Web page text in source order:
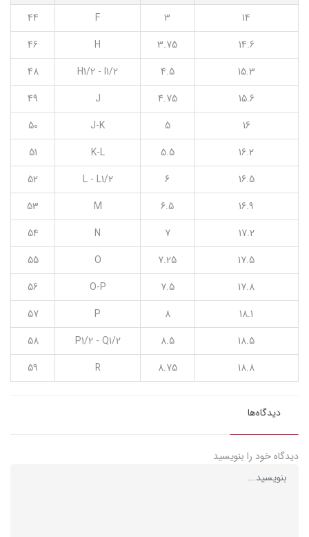
14
3
F
44
14.6
3.75
H
46
15.3
4.5
H1/2 - I1/2
48
15.6
4.75
J
49
16
5
J-K
50
16.2
5.5
K-L
51
16.5
6
L - L1/2
52
16.9
6.5
M
53
17.2
7
N
54
17.5
7.25
O
55
17.8
7.5
O-P
56
18.1
8
P
57
18.5
8.5
P1/2 - Q1/2
58
18.8
8.75
R
59
دیدگاه‌ها
دیدگاه خود را بنویسید